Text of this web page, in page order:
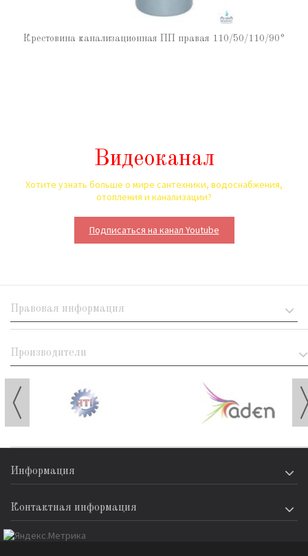
Крестовина канализационная ПП правая 110/50/110/90°
Видеоканал
Хотите узнать больше о мире сантехники, водоснабжения,
отопления и канализации?
Подписаться на канал Youtube
Правовая информация
Производители
Информация
Контактная информация